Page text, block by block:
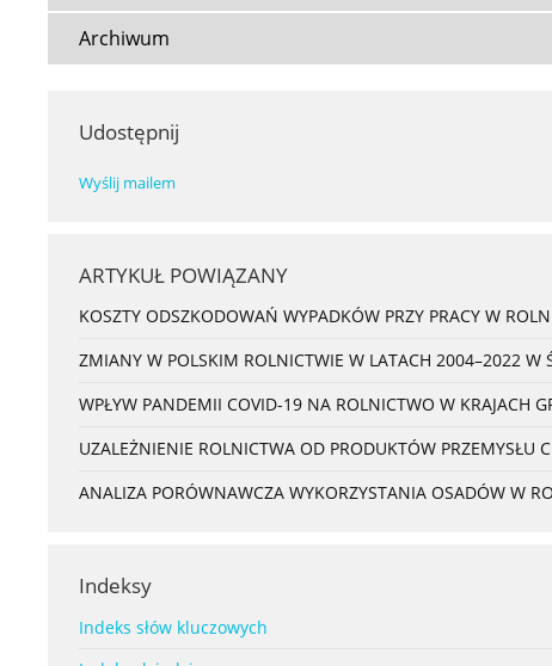
Archiwum
Udostępnij
Wyślij mailem
ARTYKUŁ POWIĄZANY
KOSZTY ODSZKODOWAŃ WYPADKÓW PRZY PRACY W
ZMIANY W POLSKIM ROLNICTWIE W LATACH 2004–2022 W
WPŁYW PANDEMII COVID-19 NA ROLNICTWO W KRAJACH
UZALEŻNIENIE ROLNICTWA OD PRODUKTÓW PRZEMYSŁU
ANALIZA PORÓWNAWCZA WYKORZYSTANIA OSADÓW W
Indeksy
Indeks słów kluczowych